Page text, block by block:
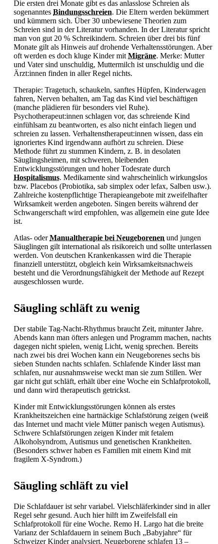
Die ersten drei Monate gibt es das anlasslose Schreien als
sogenanntes Bindungsschreien. Die Eltern werden bekümmert
und kümmern sich. Über 30 unbewiesene Theorien zum
Schreien sind in der Literatur vorhanden. In der Literatur spricht
man von gut 20 % Schreikindern. Schreien über drei bis fünf
Monate gilt als Hinweis auf drohende Verhaltensstörungen. Aber
oft werden es doch kluge Kinder mit Migräne. Merke: Mutter
und Vater sind unschuldig, Muttermilch ist unschuldig und die
Ärzt:innen finden in aller Regel nichts.
Therapie: Tragetuch, schaukeln, sanftes Hüpfen, Kinderwagen
fahren, Nerven behalten, am Tag das Kind viel beschäftigen
(manche plädieren für besonders viel Ruhe).
Psychotherapeut:innen schlagen vor, das schreiende Kind
einfühlsam zu beantworten, es also nicht einfach liegen und
schreien zu lassen. Verhaltenstherapeut:innen wissen, dass ein
ignoriertes Kind irgendwann aufhört zu schreien. Diese
Methode führt zu stummen Kindern, z. B. in desolaten
Säuglingsheimen, mit schweren, bleibenden
Entwicklungsstörungen und hoher Todesrate durch
Hospitalismus. Medikamente sind wahrscheinlich wirkungslos
bzw. Placebos (Probiotika, sab simplex oder lefax, Salben usw.).
Zahlreiche kostenpflichtige Therapieangebote mit zweifelhafter
Wirksamkeit werden angeboten. Singen bereits während der
Schwangerschaft wird empfohlen, was allgemein eine gute Idee
ist.
Atlas- oderManualtherapie bei Neugeborenen und jungen
Säuglingen gilt international als risikoreich und sollte unterlassen
werden. Von deutschen Krankenkassen wird die Therapie
finanziell unterstützt, obgleich kein Wirksamkeitsnachweis
besteht und die Verordnungsfähigkeit der Methode auf Rezept
ausgeschlossen wurde.
Säugling schläft zu wenig
Der stabile Tag-Nacht-Rhythmus braucht Zeit, mitunter Jahre.
Abends kann man öfters anlegen und Programm machen, nachts
dagegen nicht spielen, wenig Licht, wenig sprechen. Bereits
nach zwei bis drei Wochen kann ein Neugeborenes sechs bis
sieben Stunden nachts schlafen. Schlafende Kinder lässt man
schlafen, nur ausnahmsweise weckt man sie zum Stillen. Wer
gar nicht gut schläft, erhält über eine Woche ein Schlafprotokoll,
und dann wird therapeutisch getrickst.
Kinder mit Entwicklungsstörungen können als erstes
Krankheitszeichen eine hartnäckige Schlafstörung zeigen (weiß
das Internet und macht viele Mütter panisch wegen Autismus).
Schwere Schlafstörungen zeigen Kinder mit fetalem
Alkoholsyndrom, Autismus und genetischen Krankheiten.
(Besonders schwer haben es Familien mit einem Kind mit
fragilem X-Syndrom.)
Säugling schläft zu viel
Die Schlafdauer ist sehr variabel. Vielschläferkinder sind in aller
Regel sehr gesund. Auch hier hilft im Zweifelsfall ein
Schlafprotokoll für eine Woche. Remo H. Largo hat die breite
Varianz der Schlafdauern in seinem Buch „Babyjahre“ für
Schweizer Kinder analysiert. Neugeborene schlafen 13 –